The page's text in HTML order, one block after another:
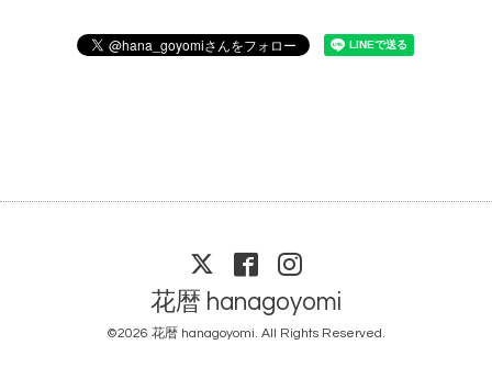
花暦 hanagoyomi
©2026 花暦 hanagoyomi. All Rights Reserved.